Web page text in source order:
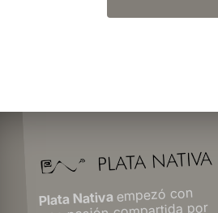
Plata Nativaempezó con